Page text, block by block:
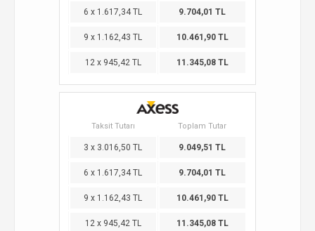
6 x 1.617,34 TL 9.704,01 TL
9 x 1.162,43 TL 10.461,90 TL
12 x 945,42 TL 11.345,08 TL
Taksit Tutarı Toplam Tutar
3 x 3.016,50 TL 9.049,51 TL
6 x 1.617,34 TL 9.704,01 TL
9 x 1.162,43 TL 10.461,90 TL
12 x 945,42 TL 11.345,08 TL